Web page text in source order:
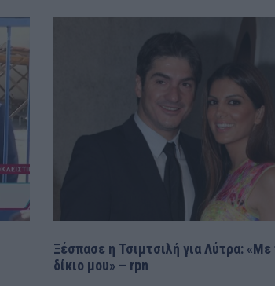
Ξέσπασε η Τσιμτσιλή για Λύτρα: «Με
δίκιο μου» – rpn